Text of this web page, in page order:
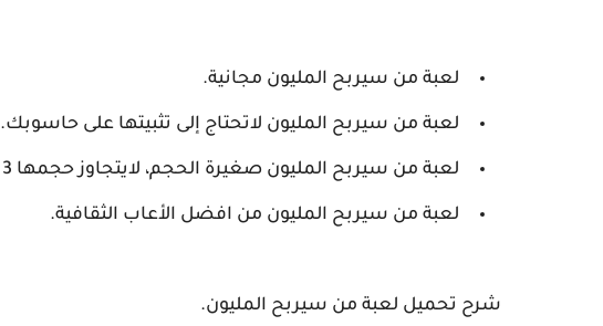
لعبة من سيربح المليون مجانية.
لعبة من سيربح المليون لاتحتاج إلى تثبيتها على حاسوبك.
لعبة من سيربح المليون صغيرة الحجم، لايتجاوز حجمها 3 MB.
لعبة من سيربح المليون من افضل الأعاب الثقافية.
شرح تحميل لعبة من سيربح المليون.